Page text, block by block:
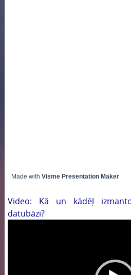
Made with Visme Presentation Maker
Video: Kā un kādēļ
datubāzi?